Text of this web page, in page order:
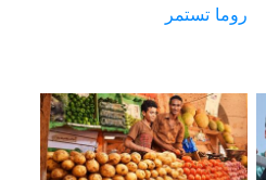
روما تستمر